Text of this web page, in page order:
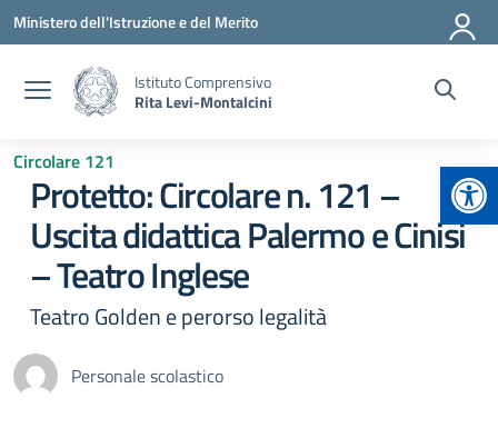
Vai ai contenuti
Vai al menu di navigazione
Vai al footer
Ministero dell'Istruzione e del Merito
Istituto Comprensivo
Rita Levi-Montalcini
Circolare 121
Protetto: Circolare n. 121 –
Uscita didattica Palermo e Cinisi
– Teatro Inglese
Teatro Golden e perorso legalità
Personale scolastico